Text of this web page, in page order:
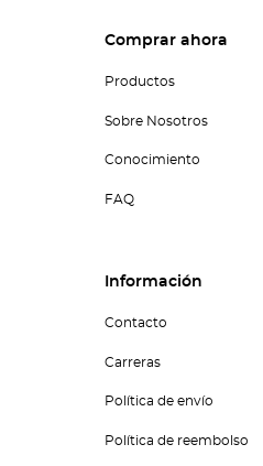
Comprar ahora
Productos
Sobre Nosotros
Conocimiento
FAQ
Información
Contacto
Carreras
Política de envío
Política de reembolso